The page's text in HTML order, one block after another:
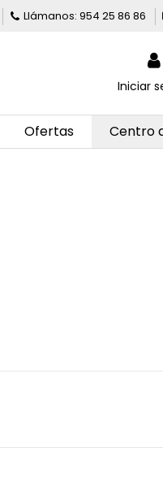
Llámanos: 954 25 86 86
Iniciar
Ofertas Centro